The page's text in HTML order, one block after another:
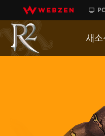
PC
새소
이
히스